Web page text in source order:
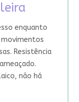
enquanto
Resistência
não há